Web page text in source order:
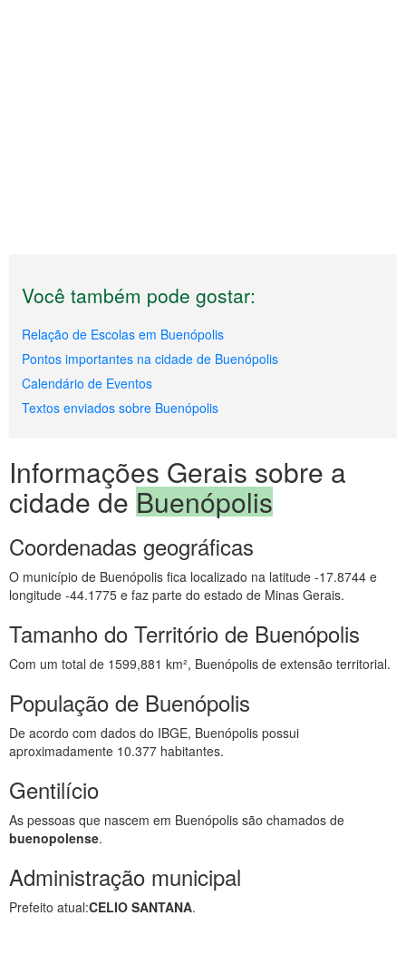
Você também pode gostar:
Relação de Escolas em Buenópolis
Pontos importantes na cidade de Buenópolis
Calendário de Eventos
Textos enviados sobre Buenópolis
Informações Gerais sobre a
cidade de Buenópolis
Coordenadas geográficas
O município de Buenópolis fica localizado na latitude -17.8744 e
longitude -44.1775 e faz parte do estado de Minas Gerais.
Tamanho do Território de Buenópolis
Com um total de 1599,881 km², Buenópolis de extensão territorial.
População de Buenópolis
De acordo com dados do IBGE, Buenópolis possui
aproximadamente 10.377 habitantes.
Gentilício
As pessoas que nascem em Buenópolis são chamados de
buenopolense.
Administração municipal
Prefeito atual:CELIO SANTANA.